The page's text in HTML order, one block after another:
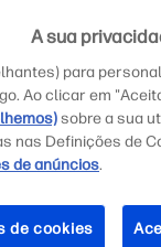
A sua
para
Ao clicar em
sobre a sua
nas Definições de
de anúncios.
de cookies